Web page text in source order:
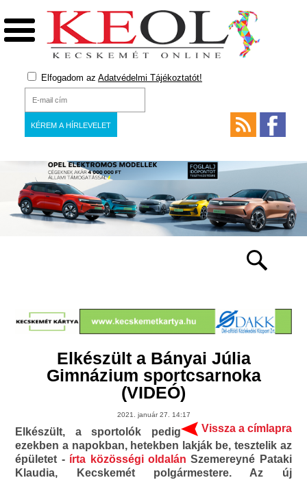
Elfogadom az Adatvédelmi Tájékoztatót!
Elkészült a Bányai Júlia
Gimnázium sportcsarnoka
(VIDEÓ)
2021. január 27. 14:17
Vissza a címlapra
Elkészült, a sportolók pedig
ezekben a napokban, hetekben lakják be, tesztelik az
épületet - írta közösségi oldalánSzemereyné Pataki
Klaudia, Kecskemét polgármestere. Az új